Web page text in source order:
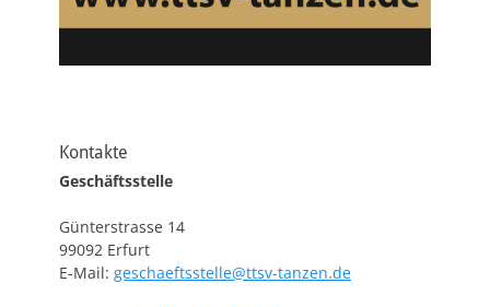
Kontakte
Geschäftsstelle
Günterstrasse 14
99092 Erfurt
E-Mail: geschaeftsstelle@ttsv-tanzen.de